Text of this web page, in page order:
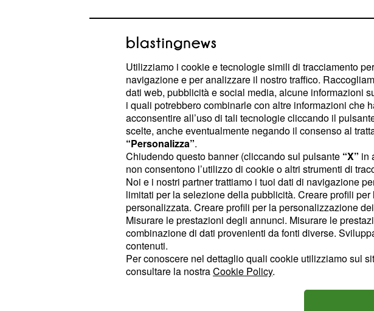
cuore pulsantedell'evento è la storica
simbolo della festa, pronta a friggere al momento il
frescodel mare cilentano:triglie, calamari, gamberi e
totaniappena sbarcati. Accanto alla tradizionale frittura
paranza, i visitatori potranno scoprire lealtre
Cilento. Stand dedicati proporrannoprimi piatti,
panuozzi, croccantifreselleedolci tipici. Particolare
attenzione è rivolta all'inclusività, con offertegluten free
i celiaci. LaPro Loco Camogliarricchirà inoltre l'offerta
uno stand gastronomico dedicato aisapori del proprio
Un cartellone ricco tra cultura e
intrattenimento
sarà animata da un variegato cartellone di
Utilizziamo i cookie e tecnologie simili di tracciamento
navigazione e per analizzare il nostro traffico.
dati web, pubblicità e social media, alcune informazioni
i quali potrebbero combinarle con altre informazioni che
acconsentire all’uso di tali tecnologie cliccando il
scelte, anche eventualmente negando il consenso al
“Personalizza”.
Chiudendo questo banner (cliccando sul pulsante “X” in
non consentono l’utilizzo di cookie o altri strumenti di
Noi e i nostri partner trattiamo i tuoi dati di navigazione
limitati per la selezione della pubblicità. Creare profili
personalizzata. Creare profili per la personalizzazione
Misurare le prestazioni degli annunci. Misurare le
combinazione di dati provenienti da fonti diverse.
contenuti.
Per conoscere nel dettaglio quali cookie utilizziamo sul
consultare la nostraCookie Policy.